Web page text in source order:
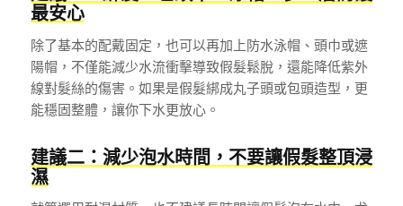
最安心
除了基本的配戴固定，也可以再加上防水泳帽、頭巾或遮
陽帽，不僅能減少水流衝擊導致假髮鬆脫，還能降低紫外
線對髮絲的傷害。如果是假髮綁成丸子頭或包頭造型，更
能穩固整體，讓你下水更放心。
建議二：減少泡水時間，不要讓假髮整頂浸
濕